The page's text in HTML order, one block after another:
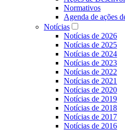
Normativos
Agenda de ações
Notícias
Notícias de 2026
Notícias de 2025
Notícias de 2024
Notícias de 2023
Notícias de 2022
Notícias de 2021
Notícias de 2020
Notícias de 2019
Notícias de 2018
Notícias de 2017
Notícias de 2016